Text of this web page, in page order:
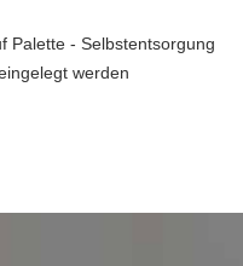
Palette - Selbstentsorgung
werden